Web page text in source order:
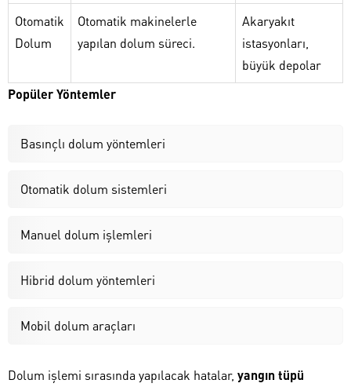
Otomatik
Dolum
Otomatik makinelerle
yapılan dolum süreci.
Akaryakıt
istasyonları,
büyük depolar
Popüler Yöntemler
Basınçlı dolum yöntemleri
Otomatik dolum sistemleri
Manuel dolum işlemleri
Hibrid dolum yöntemleri
Mobil dolum araçları
Dolum işlemi sırasında yapılacak hatalar, yangın tüpü